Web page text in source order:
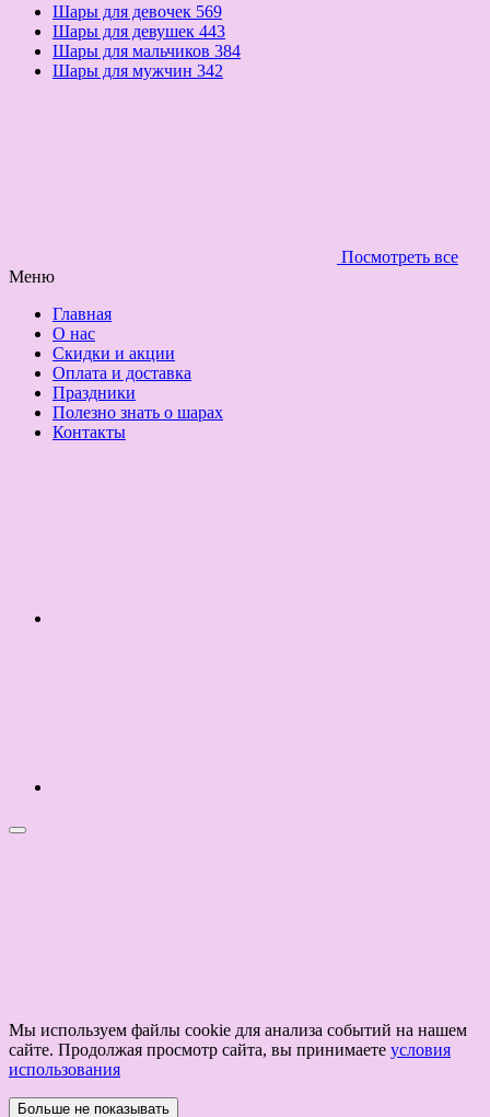
Шары для девочек 569
Шары для девушек 443
Шары для мальчиков 384
Шары для мужчин 342
Посмотреть все
Меню
Главная
О нас
Скидки и акции
Оплата и доставка
Праздники
Полезно знать о шарах
Контакты
Мы используем файлы cookie для анализа событий на нашем
сайте. Продолжая просмотр сайта, вы принимаете условия
использования
Больше не показывать